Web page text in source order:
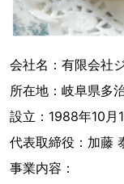
会社名：有限会社
所在地：岐阜県多
設立：1988年10月
代表取締役：加藤
事業内容：